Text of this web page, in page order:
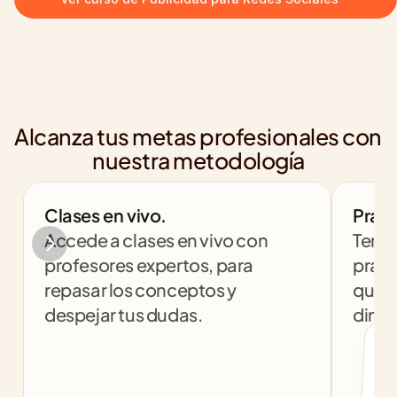
Alcanza tus metas profesionales con
nuestra metodología
Clases en vivo.
Accede a clases en vivo con
profesores expertos, para
repasar los conceptos y
despejar tus dudas.
que